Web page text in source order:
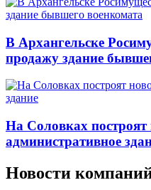
В Архангельске
продажу здание
На Соловках построят
административное
Новости